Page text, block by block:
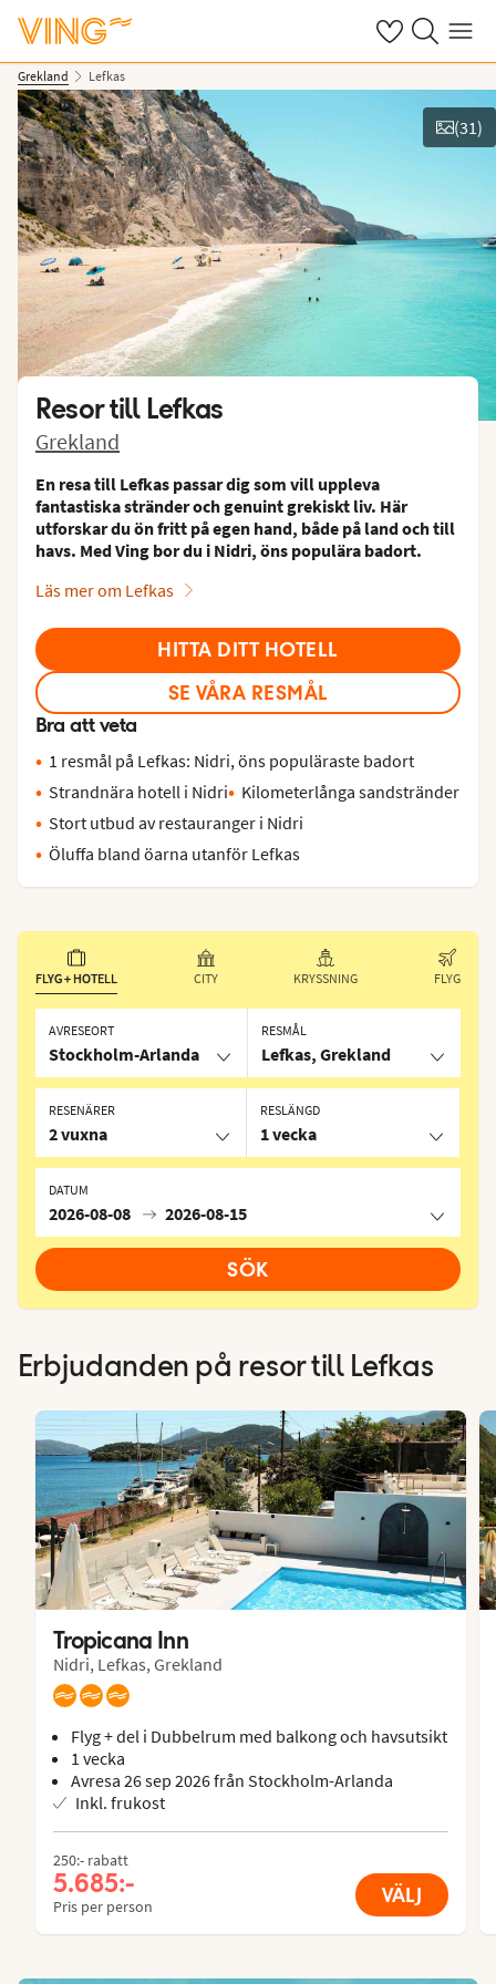
Se dinaSök på ving.se
Meny
Grekland Lefkas
Se bilder
(31)
Resor till Lefkas
Grekland
En resa till Lefkas passar dig som vill uppleva
fantastiska stränder och genuint grekiskt liv. Här
utforskar du ön fritt på egen hand, både på land och till
havs. Med Ving bor du i Nidri, öns populära badort.
Läs mer om Lefkas
HITTA DITT HOTELL
SE VÅRA RESMÅL
Bra att veta
1 resmål på Lefkas: Nidri, öns populäraste badort
Strandnära hotell i Nidri
Kilometerlånga sandstränder
Stort utbud av restauranger i Nidri
Öluffa bland öarna utanför Lefkas
FLYG + HOTELL CITY KRYSSNING FLYG
AVRESEORT
Stockholm-Arlanda
RESMÅL
Lefkas, Grekland
RESLÄNGD
1 vecka
DATUM
2026-08-08 2026-08-15
RESENÄRER
2 vuxna
SÖK
Erbjudanden på resor till Lefkas
Tropicana Inn
Nidri, Lefkas, Grekland
Flyg + del i Dubbelrum med balkong och havsutsikt
1 vecka
Avresa 26 sep 2026 från Stockholm-Arlanda
Inkl. frukost
250:- rabatt
5.685:-
Pris per person VÄLJ